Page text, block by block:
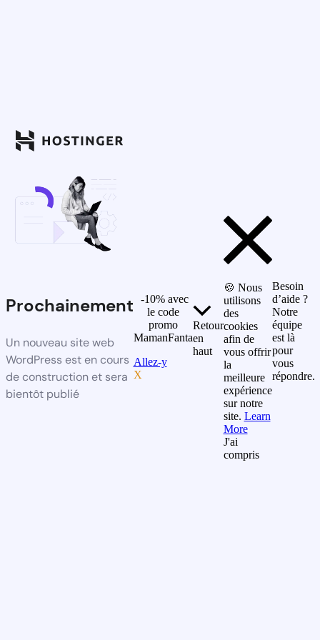
Prochainement
Un nouveau site web
WordPress est en cours
de construction et sera
bientôt publié
-10% avec
le code
promo
MamanFanta
Allez-y
X
Retour
en
haut
🍪 Nous
utilisons
des
cookies
afin de
vous offrir
la
meilleure
expérience
sur notre
site. Learn
More
J'ai
compris
Besoin
d’aide ?
Notre
équipe
est là
pour
vous
répondre.